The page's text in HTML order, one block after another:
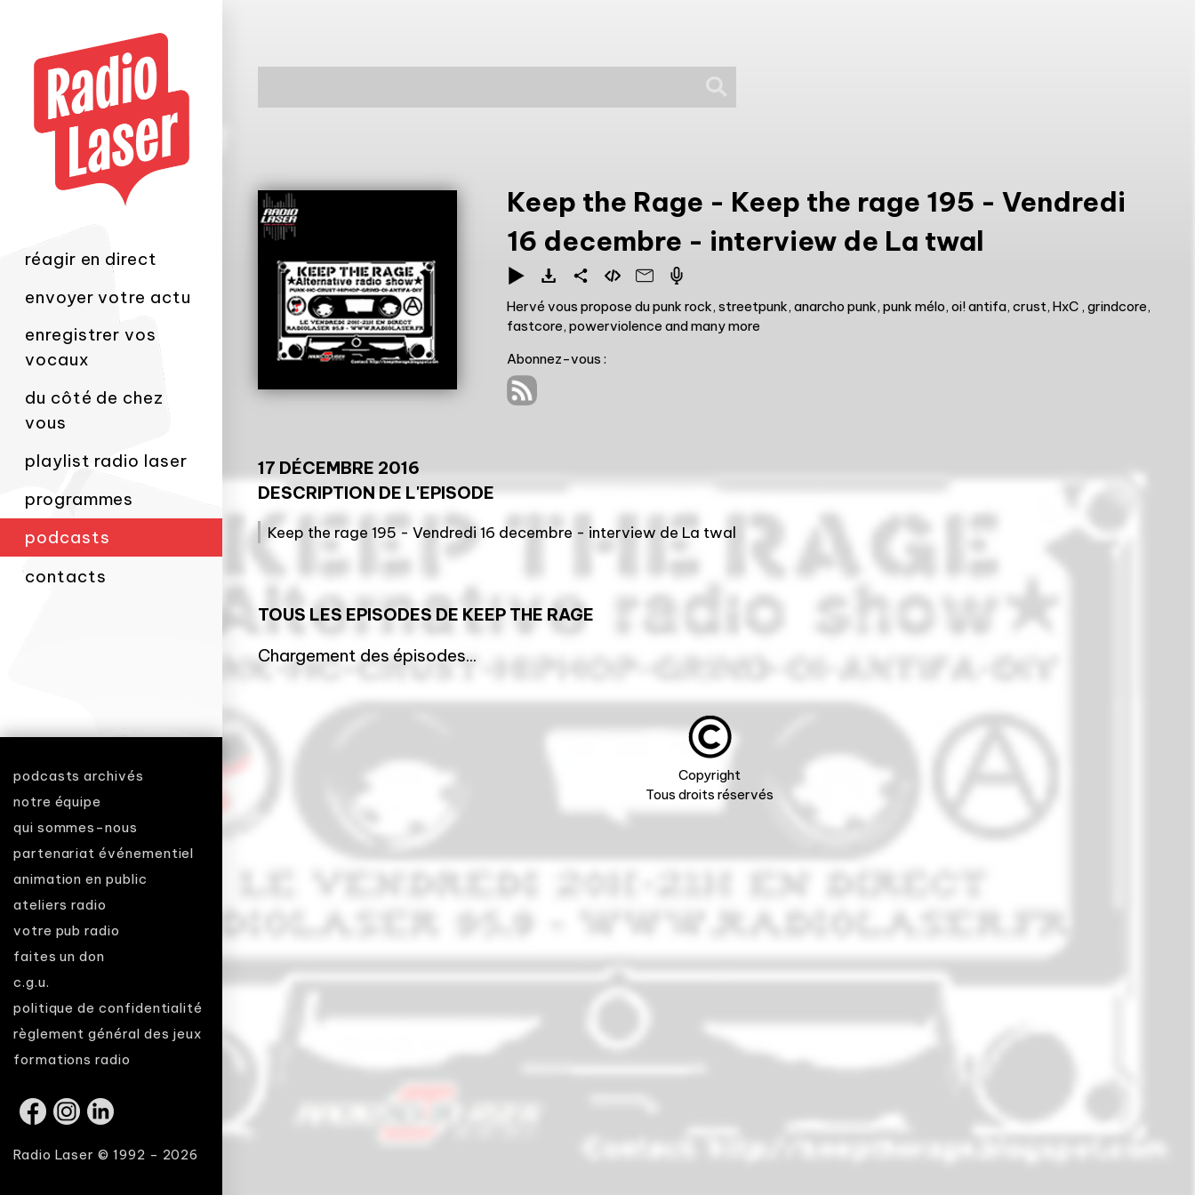
réagir en direct
envoyer votre actu
enregistrer vos
vocaux
du côté de chez
vous
playlist radio laser
programmes
podcasts
contacts
podcasts archivés
notre équipe
qui sommes-nous
partenariat événementiel
animation en public
ateliers radio
votre pub radio
faites un don
c.g.u.
politique de confidentialité
règlement général des jeux
formations radio
Radio Laser © 1992 - 2026
Keep the Rage - Keep the rage 195 - Vendredi
16 decembre - interview de La twal
Hervé vous propose du punk rock, streetpunk, anarcho punk, punk mélo, oi! antifa, crust, HxC , grindcore,
fastcore, powerviolence and many more
Abonnez-vous :
17 DÉCEMBRE 2016
DESCRIPTION DE L'EPISODE
Keep the rage 195 - Vendredi 16 decembre - interview de La twal
TOUS LES EPISODES DE KEEP THE RAGE
Chargement des épisodes...
Copyright
Tous droits réservés